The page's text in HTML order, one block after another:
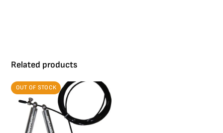
Related products
OUT OF STOCK